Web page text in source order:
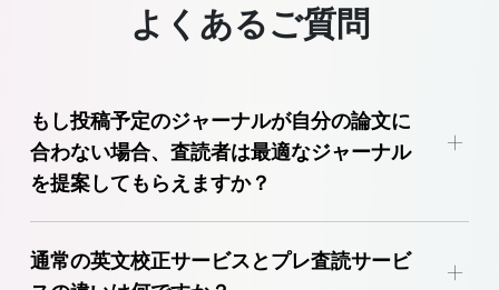
よくあるご質問
もし投稿予定のジャーナルが自分の論文に
合わない場合、査読者は最適なジャーナル
を提案してもらえますか？
+
通常の英文校正サービスとプレ査読サービ
+